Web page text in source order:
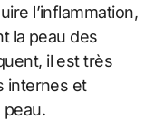
l’inflammation,
la peau des
il est très
internes et